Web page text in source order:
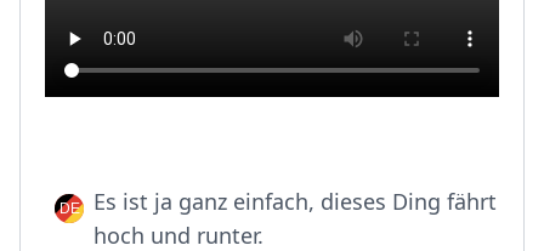
Es ist ja ganz einfach, dieses Ding fährt
hoch und runter.